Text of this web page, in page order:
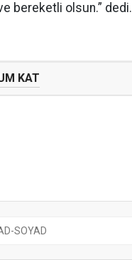
bereketli olsun.” dedi.
KAT